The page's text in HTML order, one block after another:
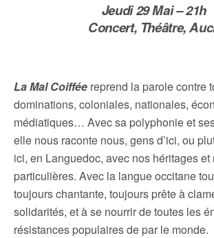
Jeudi 29 Mai – 21h
Concert, Théâtre,
La Mal Coiffée reprend la parole contre
dominations, coloniales, nationales,
médiatiques… Avec sa polyphonie et
elle nous raconte nous, gens d’ici, ou
ici, en Languedoc, avec nos héritages
particulières. Avec la langue occitane
toujours chantante, toujours prête à
solidarités, et à se nourrir de toutes les
résistances populaires de par le monde.